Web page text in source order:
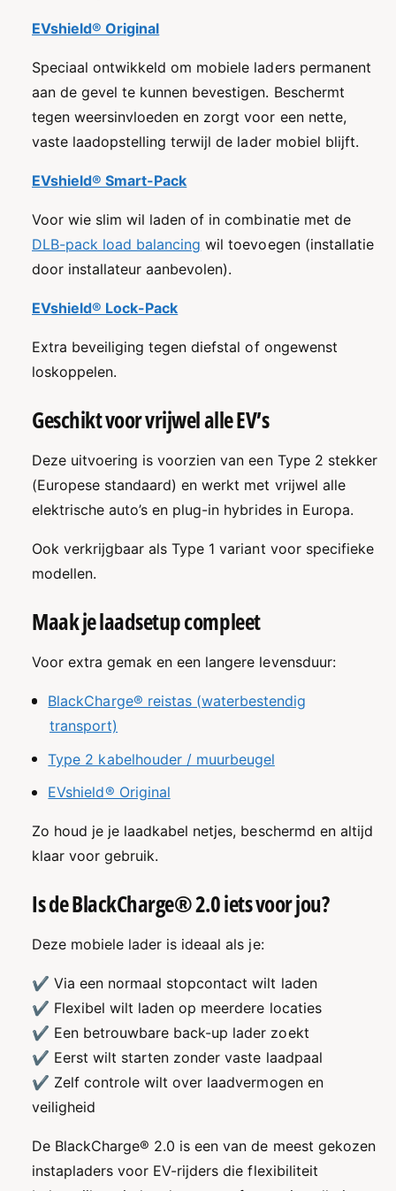
EVshield® Original
Speciaal ontwikkeld om mobiele laders permanent
aan de gevel te kunnen bevestigen. Beschermt
tegen weersinvloeden en zorgt voor een nette,
vaste laadopstelling terwijl de lader mobiel blijft.
EVshield® Smart-Pack
Voor wie slim wil laden of in combinatie met de
DLB-pack load balancing wil toevoegen (installatie
door installateur aanbevolen).
EVshield® Lock-Pack
Extra beveiliging tegen diefstal of ongewenst
loskoppelen.
Geschikt voor vrijwel alle EV’s
Deze uitvoering is voorzien van een Type 2 stekker
(Europese standaard) en werkt met vrijwel alle
elektrische auto’s en plug-in hybrides in Europa.
Ook verkrijgbaar als Type 1 variant voor specifieke
modellen.
Maak je laadsetup compleet
Voor extra gemak en een langere levensduur:
BlackCharge® reistas (waterbestendig
transport)
Type 2 kabelhouder / muurbeugel
EVshield® Original
Zo houd je je laadkabel netjes, beschermd en altijd
klaar voor gebruik.
Is de BlackCharge® 2.0 iets voor jou?
Deze mobiele lader is ideaal als je:
✔ Via een normaal stopcontact wilt laden
✔ Flexibel wilt laden op meerdere locaties
✔ Een betrouwbare back-up lader zoekt
✔ Eerst wilt starten zonder vaste laadpaal
✔ Zelf controle wilt over laadvermogen en
veiligheid
De BlackCharge® 2.0 is een van de meest gekozen
instapladers voor EV-rijders die flexibiliteit